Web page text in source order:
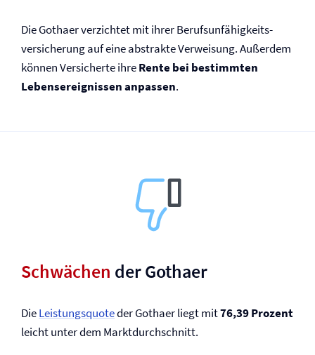
Die Gothaer verzichtet mit ihrer Berufs­unfähigkeits­
versicherung auf eine abstrakte Verweisung. Außerdem
können Versicherte ihreRente bei bestimmten
Lebensereignissen anpassen.
Schwächen der Gothaer
DieLeistungsquoteder Gothaer liegt mit76,39 Prozent
leicht unter dem Marktdurchschnitt.